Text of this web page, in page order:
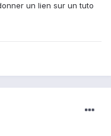
un lien sur un tuto